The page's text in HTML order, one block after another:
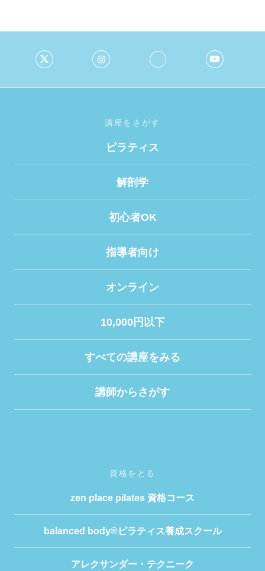
講座をさがす
ピラティス
解剖学
初心者OK
指導者向け
オンライン
10,000円以下
すべての講座をみる
講師からさがす
資格をとる
zen place pilates 資格コース
balanced body®ピラティス養成スクール
アレクサンダー・テクニーク